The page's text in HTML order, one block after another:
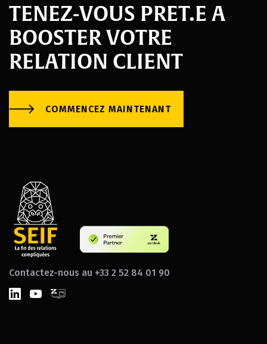
TENEZ-VOUS PRET.E A
BOOSTER VOTRE
RELATION CLIENT
COMMENCEZ MAINTENANT
Contactez-nous au +33 2 52 84 01 90